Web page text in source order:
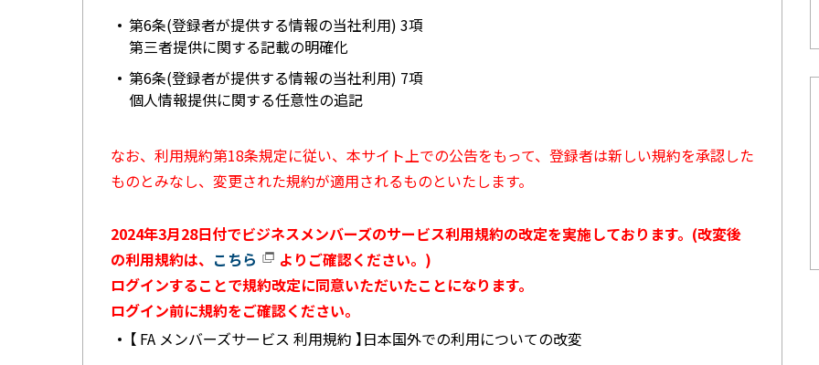
第6条(登録者が提供する情報の当社利用) 3項
第三者提供に関する記載の明確化
第6条(登録者が提供する情報の当社利用) 7項
個人情報提供に関する任意性の追記
なお、利用規約第18条規定に従い、本サイト上での公告をもって、登録者は新しい規約を承認した
ものとみなし、変更された規約が適用されるものといたします。
2024年3月28日付でビジネスメンバーズのサービス利用規約の改定を実施しております。(改変後
の利用規約は、 こちら
よりご確認ください。)
ログインすることで規約改定に同意いただいたことになります。
ログイン前に規約をご確認ください。
【 FA メンバーズサービス 利用規約 】日本国外での利用についての改変